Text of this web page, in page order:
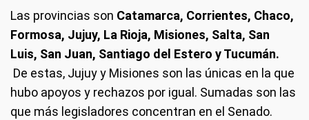
Las provincias son Catamarca, Corrientes, Chaco,
Formosa, Jujuy, La Rioja, Misiones, Salta, San
Luis, San Juan, Santiago del Estero y Tucumán.
De estas, Jujuy y Misiones son las únicas en la que
hubo apoyos y rechazos por igual. Sumadas son las
que más legisladores concentran en el Senado.